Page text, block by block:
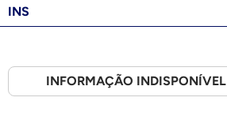
INFORMAÇÃO INDISPONÍVEL